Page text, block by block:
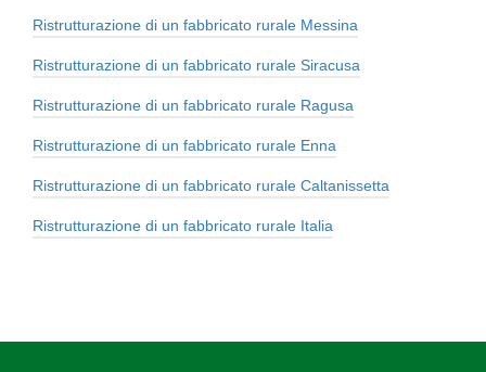
Ristrutturazione di un fabbricato rurale Messina
Ristrutturazione di un fabbricato rurale Siracusa
Ristrutturazione di un fabbricato rurale Ragusa
Ristrutturazione di un fabbricato rurale Enna
Ristrutturazione di un fabbricato rurale Caltanissetta
Ristrutturazione di un fabbricato rurale Italia